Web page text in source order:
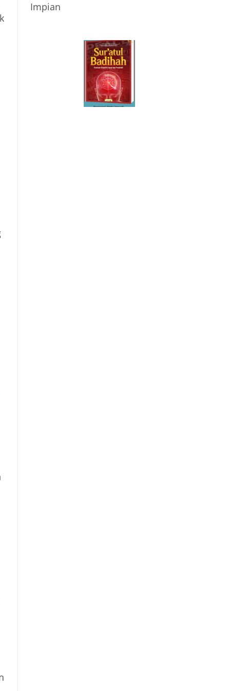
Generasi di Masa
Pandemi